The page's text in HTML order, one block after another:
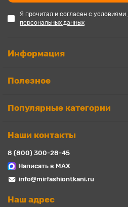
Я прочитал и согласен с условиями
персональных данных
Информация
Полезное
Популярные категории
Наши контакты
8 (800) 300-28-45
Написать в MAX
info@mirfashiontkani.ru
Наш адрес